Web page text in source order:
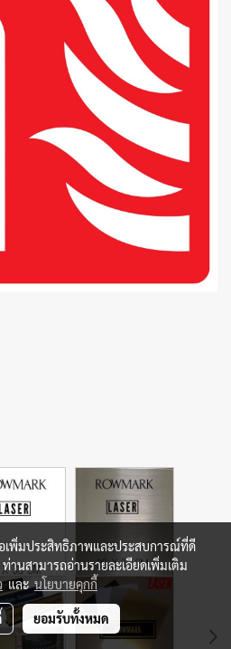
อเพิ่มประสิทธิภาพและประสบการณ์ที่ดี
านสามารถอ่านรายละเอียดเพิ่มเติม
และนโยบายคุกกี้
ยอมรับทั้งหมด